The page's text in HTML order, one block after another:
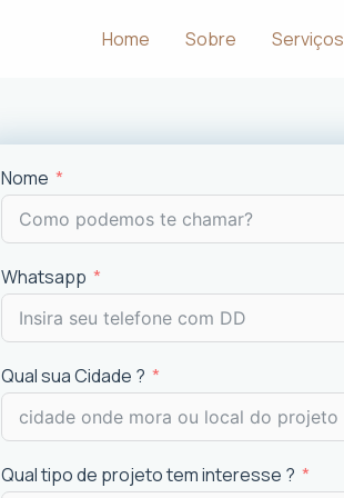
Home Sobre Serviços
Nome
Whatsapp
Qual sua Cidade ?
Qual tipo de projeto tem interesse ?